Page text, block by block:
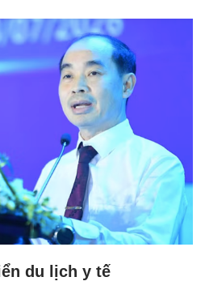
du lịch y tế